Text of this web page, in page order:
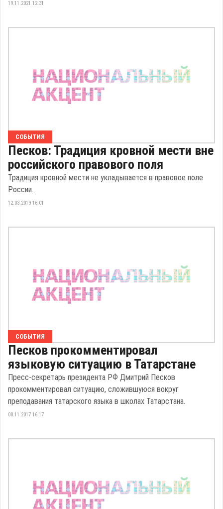
19.11.2021 12:31
СОБЫТИЯ
Песков: Традиция кровной мести вне
российского правового поля
Традиция кровной мести не укладывается в правовое поле
России.
12.03.2019 16:01
СОБЫТИЯ
Песков прокомментировал
языковую ситуацию в Татарстане
Пресс-секретарь президента РФ Дмитрий Песков
прокомментировал ситуацию, сложившуюся вокруг
преподавания татарского языка в школах Татарстана.
08.11.2017 16:17